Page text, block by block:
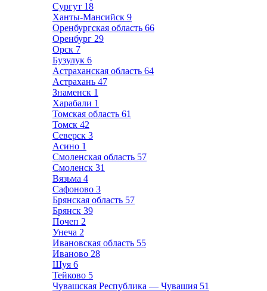
Сургут 18
Ханты-Мансийск 9
Оренбургская область 66
Оренбург 29
Орск 7
Бузулук 6
Астраханская область 64
Астрахань 47
Знаменск 1
Харабали 1
Томская область 61
Томск 42
Северск 3
Асино 1
Смоленская область 57
Смоленск 31
Вязьма 4
Сафоново 3
Брянская область 57
Брянск 39
Почеп 2
Унеча 2
Ивановская область 55
Иваново 28
Шуя 6
Тейково 5
Чувашская Республика — Чувашия 51